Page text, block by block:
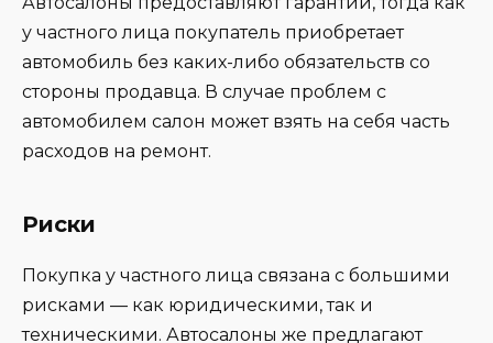
у частного лица покупатель приобретает
автомобиль без каких-либо обязательств со
стороны продавца. В случае проблем с
автомобилем салон может взять на себя часть
расходов на ремонт.
Риски
Покупка у частного лица связана с большими
рисками — как юридическими, так и
техническими. Автосалоны же предлагают